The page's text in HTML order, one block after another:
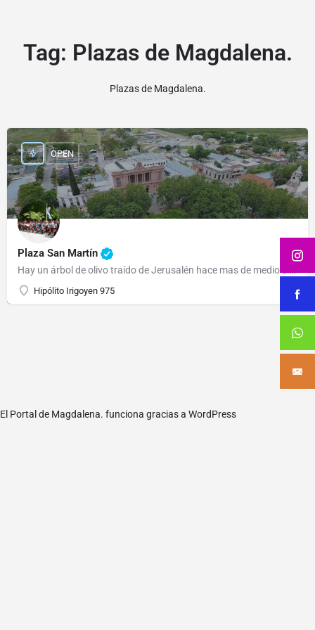
Tag: Plazas de Magdalena.
Plazas de Magdalena.
Plaza San Martín
Hipólito Irigoyen 975
OPEN
El Portal de Magdalena. funciona gracias a WordPress